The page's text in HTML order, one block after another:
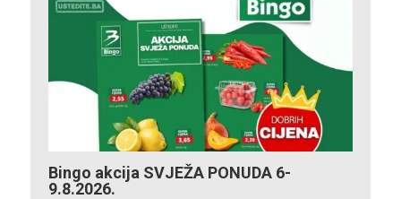
Bingo akcija SVJEŽA PONUDA 6-
9.8.2026.